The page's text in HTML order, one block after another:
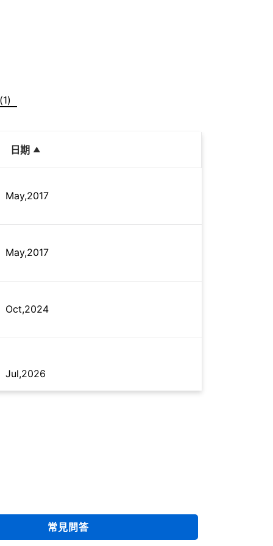
日期
May,2017
May,2017
Oct,2024
Jul,2026
常見問答